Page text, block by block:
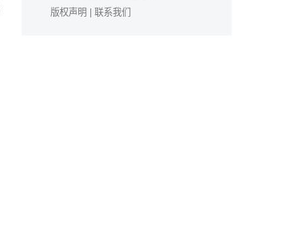
版权声明
联系我们